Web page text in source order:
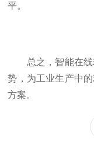
平。
总之，智能在线
势，为工业生产中
方案。